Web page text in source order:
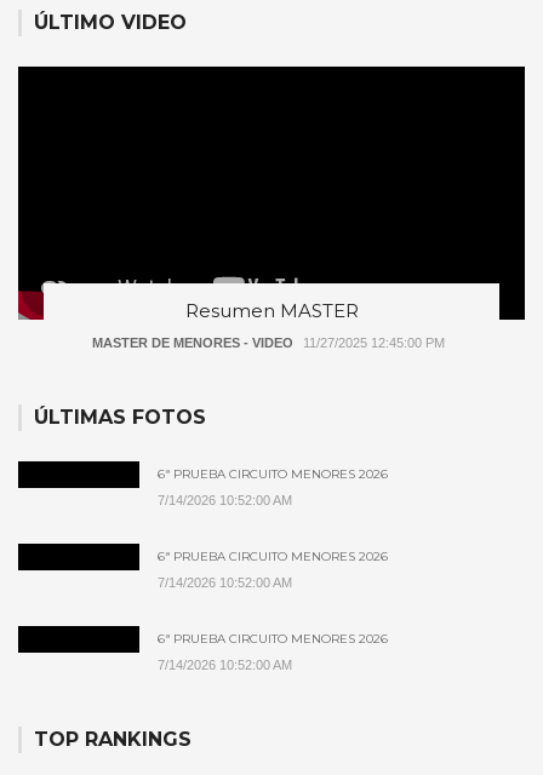
ÚLTIMO VIDEO
Resumen MASTER
MASTER DE MENORES - VIDEO 11/27/2025 12:45:00 PM
ÚLTIMAS FOTOS
6ª PRUEBA CIRCUITO MENORES 2026
7/14/2026 10:52:00 AM
6ª PRUEBA CIRCUITO MENORES 2026
7/14/2026 10:52:00 AM
6ª PRUEBA CIRCUITO MENORES 2026
7/14/2026 10:52:00 AM
TOP RANKINGS